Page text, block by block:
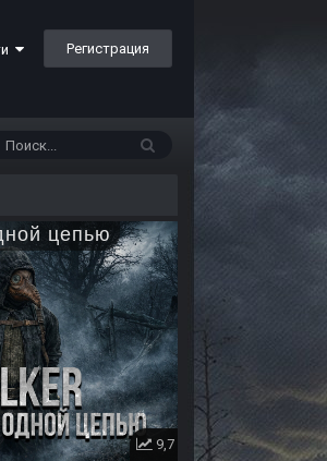
Регистрация
цепью
9,7